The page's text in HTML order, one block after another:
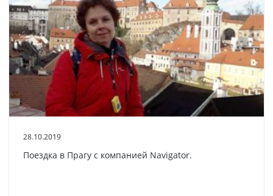
28.10.2019
Поездка в Прагу с компанией Navigator.